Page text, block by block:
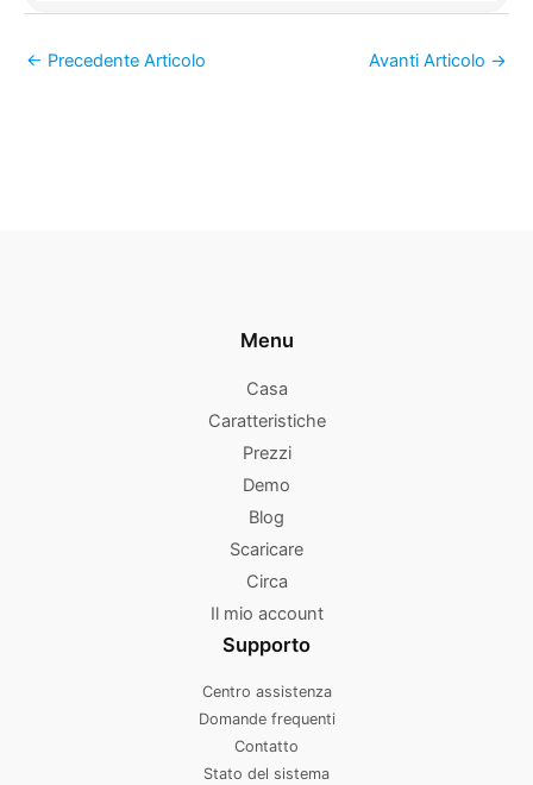
← Precedente Articolo Avanti Articolo →
Menu
Casa
Caratteristiche
Prezzi
Demo
Blog
Scaricare
Circa
Il mio account
Supporto
Centro assistenza
Domande frequenti
Contatto
Stato del sistema